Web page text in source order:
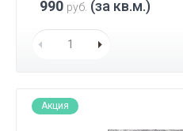
990 руб. (за кв.м.)
Акция